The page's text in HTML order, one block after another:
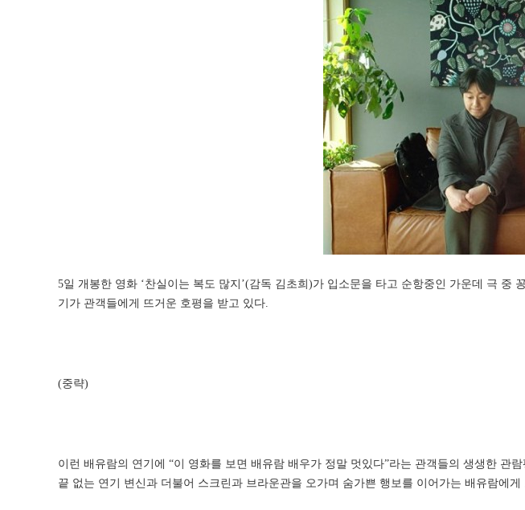
5일 개봉한 영화 ‘찬실이는 복도 많지’(감독 김초희)가 입소문을 타고 순항중인 가운데 극
기가 관객들에게 뜨거운 호평을 받고 있다.
(중략)
이런 배유람의 연기에 “이 영화를 보면 배유람 배우가 정말 멋있다”라는 관객들의 생생한
끝 없는 연기 변신과 더불어 스크린과 브라운관을 오가며 숨가쁜 행보를 이어가는 배유람에